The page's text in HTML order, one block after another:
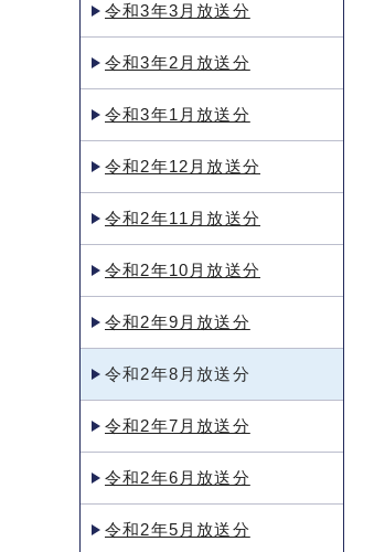
令和3年3月放送分
令和3年2月放送分
令和3年1月放送分
令和2年12月放送分
令和2年11月放送分
令和2年10月放送分
令和2年9月放送分
令和2年8月放送分
令和2年7月放送分
令和2年6月放送分
令和2年5月放送分